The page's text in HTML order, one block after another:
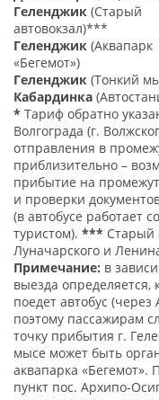
Геленджик (Старый
автовокзал)***
Геленджик (Аквапарк
«Бегемот»)
Геленджик (Тонкий
Кабардинка
* Тариф обратно
Волгограда (г.
отправления в
приблизительно –
прибытие на
и проверки
(в автобусе работает
туристом). *** Старый
Луначарского и
Примечание: в
выезда
поедет автобус
поэтому пассажирам
точку прибытия г.
мысе может быть
аквапарка
пункт пос. Архипо-